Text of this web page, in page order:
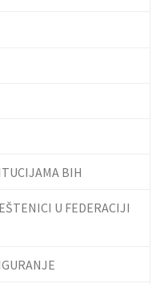
BIH
U FEDERACIJI